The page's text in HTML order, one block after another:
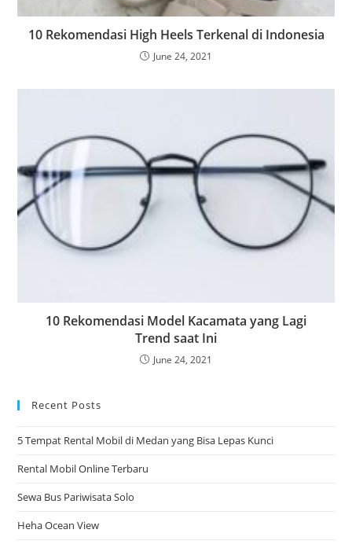
10 Rekomendasi High Heels Terkenal di Indonesia
June 24, 2021
10 Rekomendasi Model Kacamata yang Lagi
Trend saat Ini
June 24, 2021
Recent Posts
5 Tempat Rental Mobil di Medan yang Bisa Lepas Kunci
Rental Mobil Online Terbaru
Sewa Bus Pariwisata Solo
Heha Ocean View